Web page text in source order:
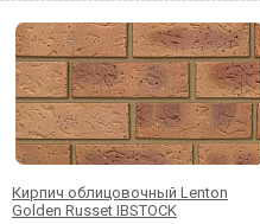
Кирпич облицовочный Lenton
Golden Russet IBSTOCK